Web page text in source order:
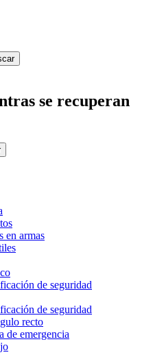
se recuperan
en armas
de seguridad
de seguridad
recto
de emergencia